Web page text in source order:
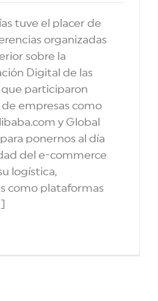
tuve el placer de
organizadas
sobre la
Digital de las
que participaron
empresas como
y Global
ponernos al día
del e-commerce
logística,
como plataformas